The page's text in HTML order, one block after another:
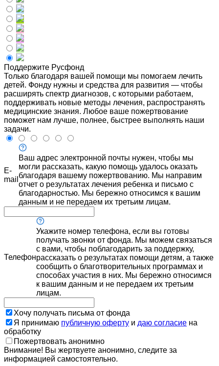
Поддержите Русфонд
Только благодаря вашей помощи мы помогаем лечить
детей. Фонду нужны и средства для развития — чтобы
расширять спектр диагнозов, с которыми работаем,
поддерживать новые методы лечения, распространять
медицинские знания. Любое ваше пожертвование
поможет нам лучше, полнее, быстрее выполнять наши
задачи.
E-
mail
Ваш адрес электронной почты нужен, чтобы мы
могли рассказать, какую помощь удалось оказать
благодаря вашему пожертвованию. Мы направим
отчет о результатах лечения ребенка и письмо с
благодарностью. Мы бережно относимся к вашим
данным и не передаем их третьим лицам.
Телефон
Укажите номер телефона, если вы готовы
получать звонки от фонда. Мы можем связаться
с вами, чтобы поблагодарить за поддержку,
рассказать о результатах помощи детям, а также
сообщить о благотворительных программах и
способах участия в них. Мы бережно относимся
к вашим данным и не передаем их третьим
лицам.
Хочу получать письма от фонда
Я принимаю публичную оферту и даю согласие на
обработку
Пожертвовать анонимно
Внимание! Вы жертвуете анонимно, следите за
информацией самостоятельно.